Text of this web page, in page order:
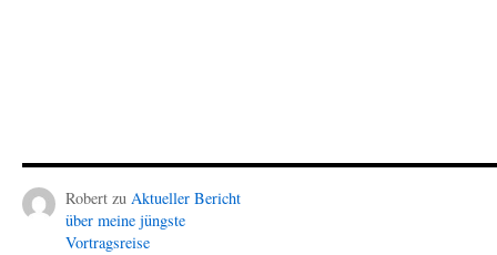
Robert zu Aktueller Bericht
über meine jüngste
Vortragsreise